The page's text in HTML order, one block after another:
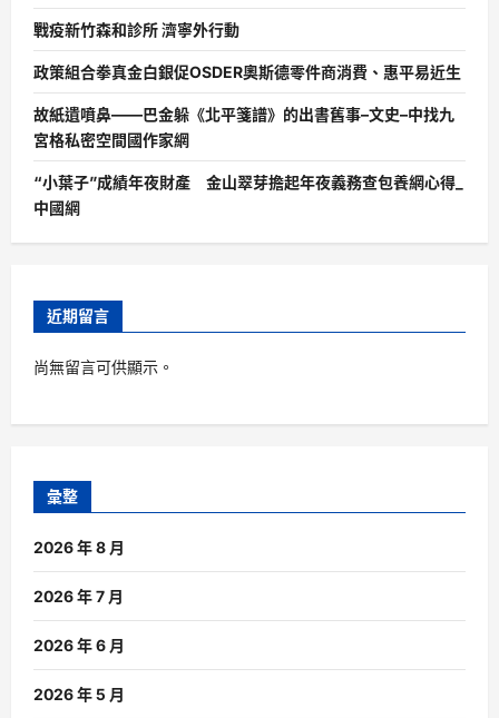
戰疫新竹森和診所 濟寧外行動
政策組合拳真金白銀促OSDER奧斯德零件商消費、惠平易近生
故紙遺噴鼻——巴金躲《北平箋譜》的出書舊事–文史–中找九
宮格私密空間國作家網
“小葉子”成績年夜財產 金山翠芽擔起年夜義務查包養網心得_
中國網
近期留言
尚無留言可供顯示。
彙整
2026 年 8 月
2026 年 7 月
2026 年 6 月
2026 年 5 月